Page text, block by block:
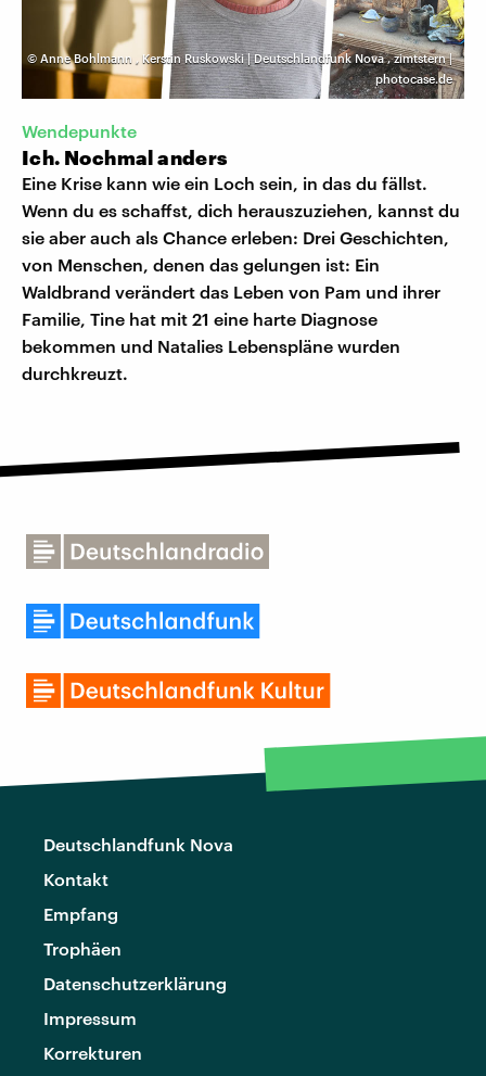
© Anne Bohlmann , Kerstin Ruskowski | Deutschlandfunk Nova,zimtstern |
photocase.de
Wendepunkte
Ich. Nochmal anders
Eine Krise kann wie ein Loch sein, in das du fällst.
Wenn du es schaffst, dich herauszuziehen, kannst du
sie aber auch als Chance erleben: Drei Geschichten,
von Menschen, denen das gelungen ist: Ein
Waldbrand verändert das Leben von Pam und ihrer
Familie, Tine hat mit 21 eine harte Diagnose
bekommen und Natalies Lebenspläne wurden
durchkreuzt.
Deutschlandfunk Nova
Kontakt
Empfang
Trophäen
Datenschutzerklärung
Impressum
Korrekturen